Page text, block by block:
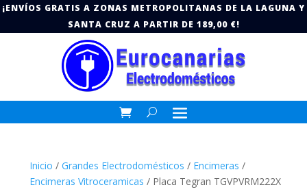
¡ENVÍOS GRATIS A ZONAS METROPOLITANAS DE LA LAGUNA Y
SANTA CRUZ A PARTIR DE 189,00 €!
Inicio / Grandes Electrodomésticos / Encimeras /
Encimeras Vitroceramicas / Placa Tegran TGVPVRM222X